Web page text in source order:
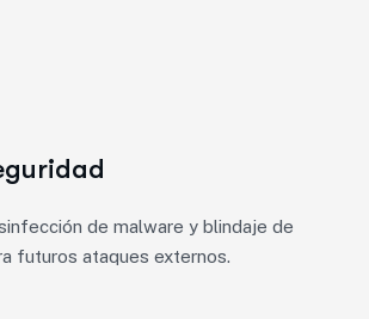
de malware y blindaje de
futuros ataques externos.